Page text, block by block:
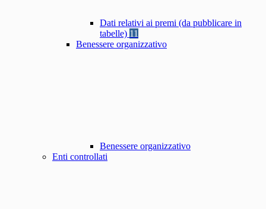
Dati relativi ai premi (da pubblicare in
tabelle) 11
Benessere organizzativo
Benessere organizzativo
Enti controllati